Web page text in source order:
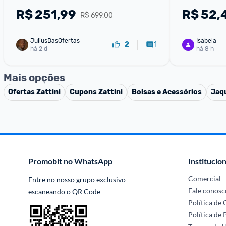
R$ 699,00
R$251,99
JuliusDasOfertas
há 2 d
2 1
R$
Isabela
há 8 h
Mais opções
OfertasZattini CuponsZattini Bolsas e Acessórios
Promobit no WhatsApp
Entre no nosso grupo exclusivo
escaneando o QR Code
Comercial
Fale
Política de
Política de